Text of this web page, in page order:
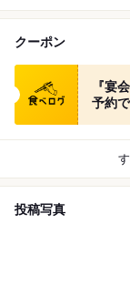
クーポン
食べログ
『宴
予約
投稿写真